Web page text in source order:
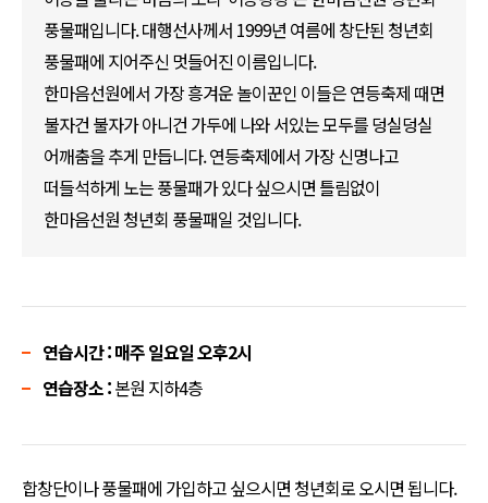
풍물패입니다. 대행선사께서 1999년 여름에 창단된 청년회
풍물패에 지어주신 멋들어진 이름입니다.
한마음선원에서 가장 흥겨운 놀이꾼인 이들은 연등축제 때면
불자건 불자가 아니건 가두에 나와 서있는 모두를 덩실덩실
어깨춤을 추게 만듭니다. 연등축제에서 가장 신명나고
떠들석하게 노는 풍물패가 있다 싶으시면 틀림없이
한마음선원 청년회 풍물패일 것입니다.
연습시간 : 매주 일요일 오후2시
연습장소 :본원 지하4층
합창단이나 풍물패에 가입하고 싶으시면 청년회로 오시면 됩니다.